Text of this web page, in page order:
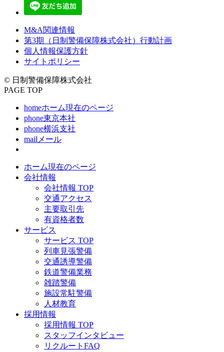
M&A関連情報
第3期（日制警備保障株式会社）行動計画
個人情報保護方針
サイトポリシー
© 日制警備保障株式会社
PAGE TOP
homeホーム現在のページ
phone東京本社
phone横浜支社
mail メール
ホーム現在のページ
会社情報
会社情報 TOP
交通アクセス
主要取引先
有資格者数
サービス
サービス TOP
列車見張警備
交通誘導警備
鉄道警備業務
雑踏警備
施設常駐警備
人材教育
採用情報
採用情報 TOP
スタッフインタビュー
リクルートFAQ